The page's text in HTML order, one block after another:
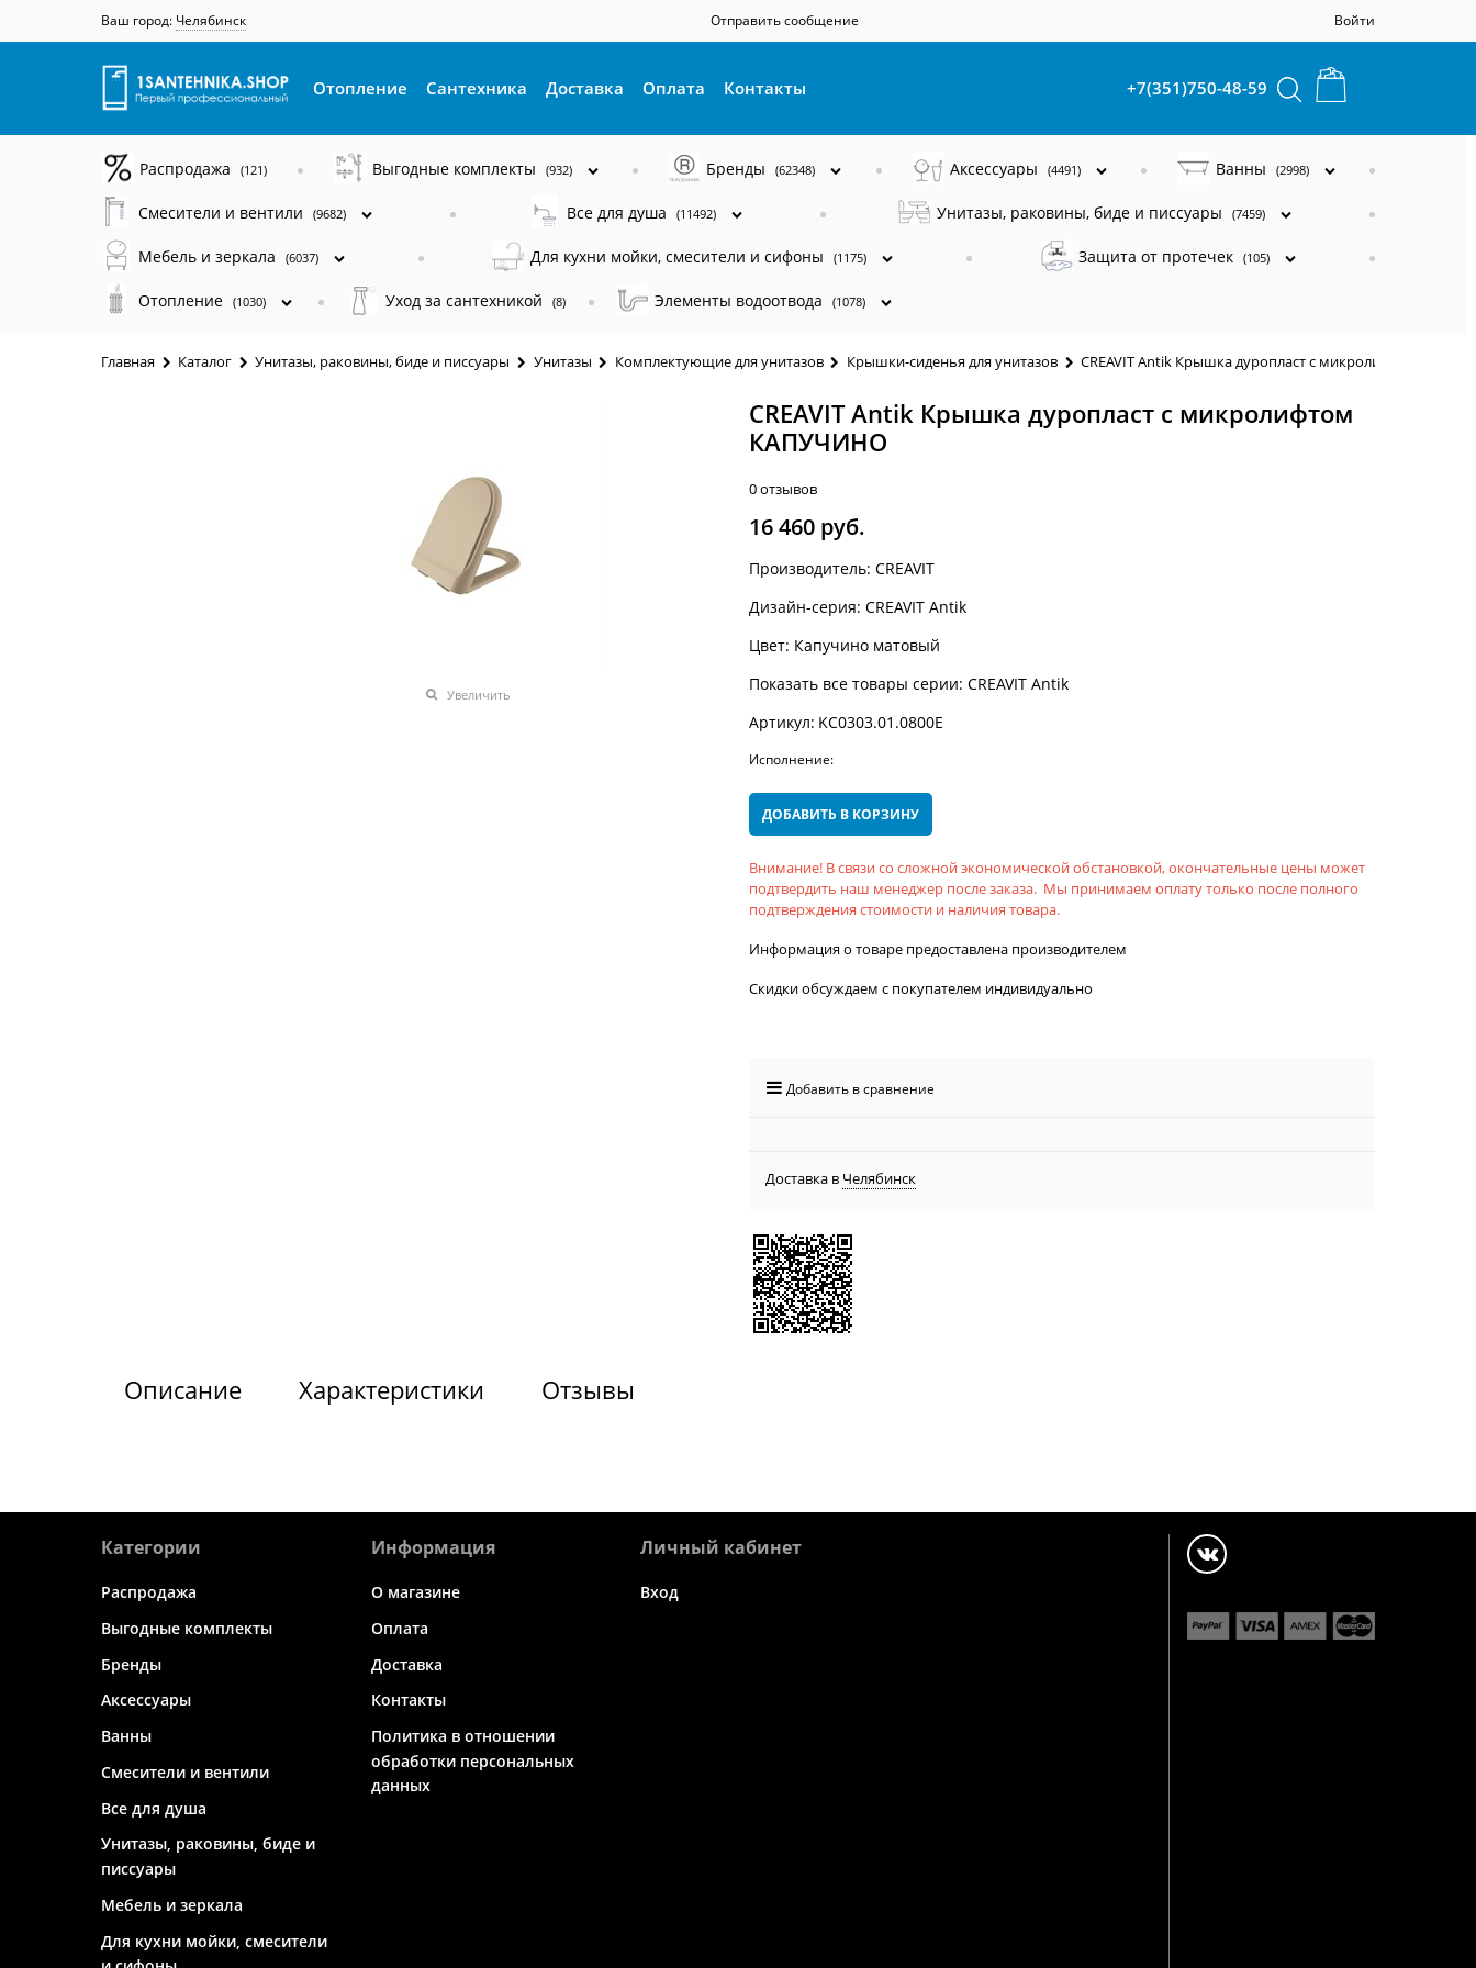
Ваш город: Челябинск Отправить сообщение Войти
Отопление Сантехника Доставка Оплата Контакты +7(351)750-48-59
Распродажа (121) Выгодные комплекты (932) Бренды (62348) Аксессуары (4491) Ванны (2998)
Смесители и вентили (9682) Все для душа (11492) Унитазы, раковины, биде и писсуары (7459)
Мебель и зеркала (6037) Для кухни мойки, смесители и сифоны (1175) Защита от протечек (105)
Отопление (1030) Уход за сантехникой (8) Элементы водоотвода (1078)
Главная Каталог Унитазы, раковины, биде и писсуары Унитазы Комплектующие для унитазов Крышки-сиденья для унитазов CREAVIT Antik Крышка дуропласт с микролифтом
Увеличить
CREAVIT Antik Крышка дуропласт с микролифтом
КАПУЧИНО
0 отзывов
16 460 руб.
Производитель: CREAVIT
Дизайн-серия: CREAVIT Antik
Цвет: Капучино матовый
Показать все товары серии: CREAVIT Antik
Артикул: KC0303.01.0800E
Исполнение:
ДОБАВИТЬ В КОРЗИНУ
Внимание! В связи со сложной экономической обстановкой, окончательные цены может
подтвердить наш менеджер после заказа. Мы принимаем оплату только после полного
подтверждения стоимости и наличия товара.
Информация о товаре предоставлена производителем
Скидки обсуждаем с покупателем индивидуально
Добавить в сравнение
Доставка в Челябинск
Описание Характеристики Отзывы
Категории
Распродажа
Выгодные комплекты
Бренды
Аксессуары
Ванны
Смесители и вентили
Все для душа
Унитазы, раковины, биде и
писсуары
Мебель и зеркала
Для кухни мойки, смесители
Информация
О магазине
Оплата
Доставка
Контакты
Политика в отношении
обработки персональных
данных
Личный кабинет
Вход